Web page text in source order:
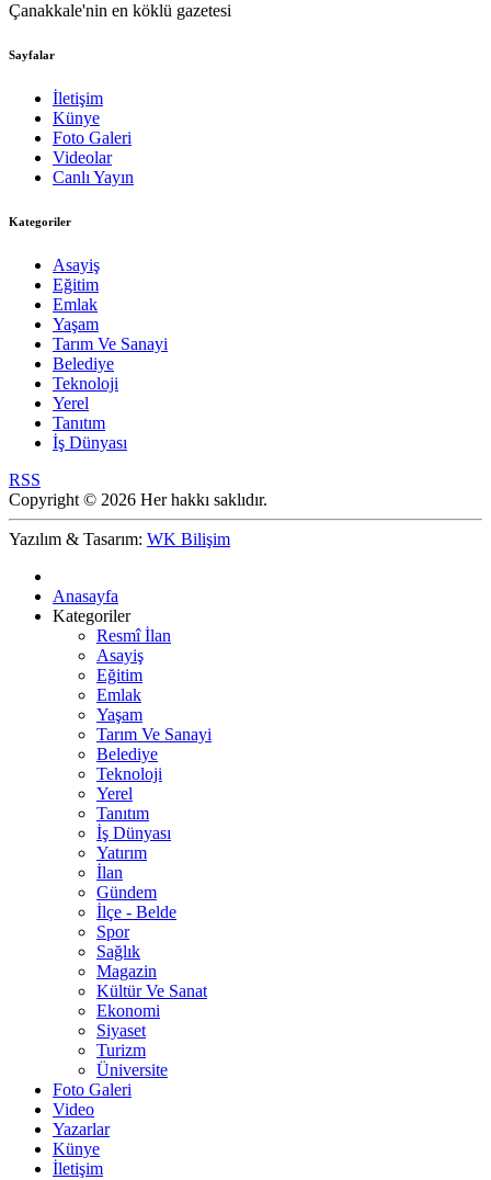
Çanakkale'nin en köklü gazetesi
Sayfalar
İletişim
Künye
Foto Galeri
Videolar
Canlı Yayın
Kategoriler
Asayiş
Eğitim
Emlak
Yaşam
Tarım Ve Sanayi
Belediye
Teknoloji
Yerel
Tanıtım
İş Dünyası
RSS
Copyright © 2026 Her hakkı saklıdır.
Yazılım & Tasarım: WK Bilişim
Anasayfa
Kategoriler
Resmî İlan
Asayiş
Eğitim
Emlak
Yaşam
Tarım Ve Sanayi
Belediye
Teknoloji
Yerel
Tanıtım
İş Dünyası
Yatırım
İlan
Gündem
İlçe - Belde
Spor
Sağlık
Magazin
Kültür Ve Sanat
Ekonomi
Siyaset
Turizm
Üniversite
Foto Galeri
Video
Yazarlar
Künye
İletişim